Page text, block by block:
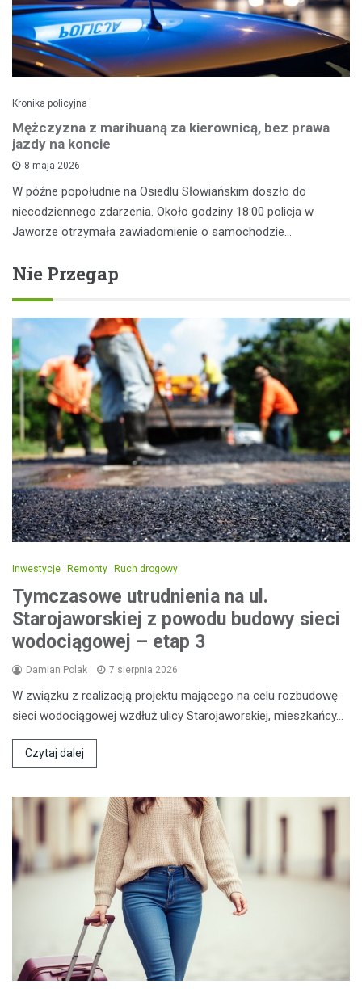
Kronika policyjna
Mężczyzna z marihuaną za kierownicą, bez prawa
jazdy na koncie
8 maja 2026
W późne popołudnie na Osiedlu Słowiańskim doszło do
niecodziennego zdarzenia. Około godziny 18:00 policja w
Jaworze otrzymała zawiadomienie o samochodzie…
Nie Przegap
Inwestycje Remonty Ruch drogowy
Tymczasowe utrudnienia na ul.
Starojaworskiej z powodu budowy sieci
wodociągowej – etap 3
Damian Polak 7 sierpnia 2026
W związku z realizacją projektu mającego na celu rozbudowę
sieci wodociągowej wzdłuż ulicy Starojaworskiej, mieszkańcy…
Czytaj dalej